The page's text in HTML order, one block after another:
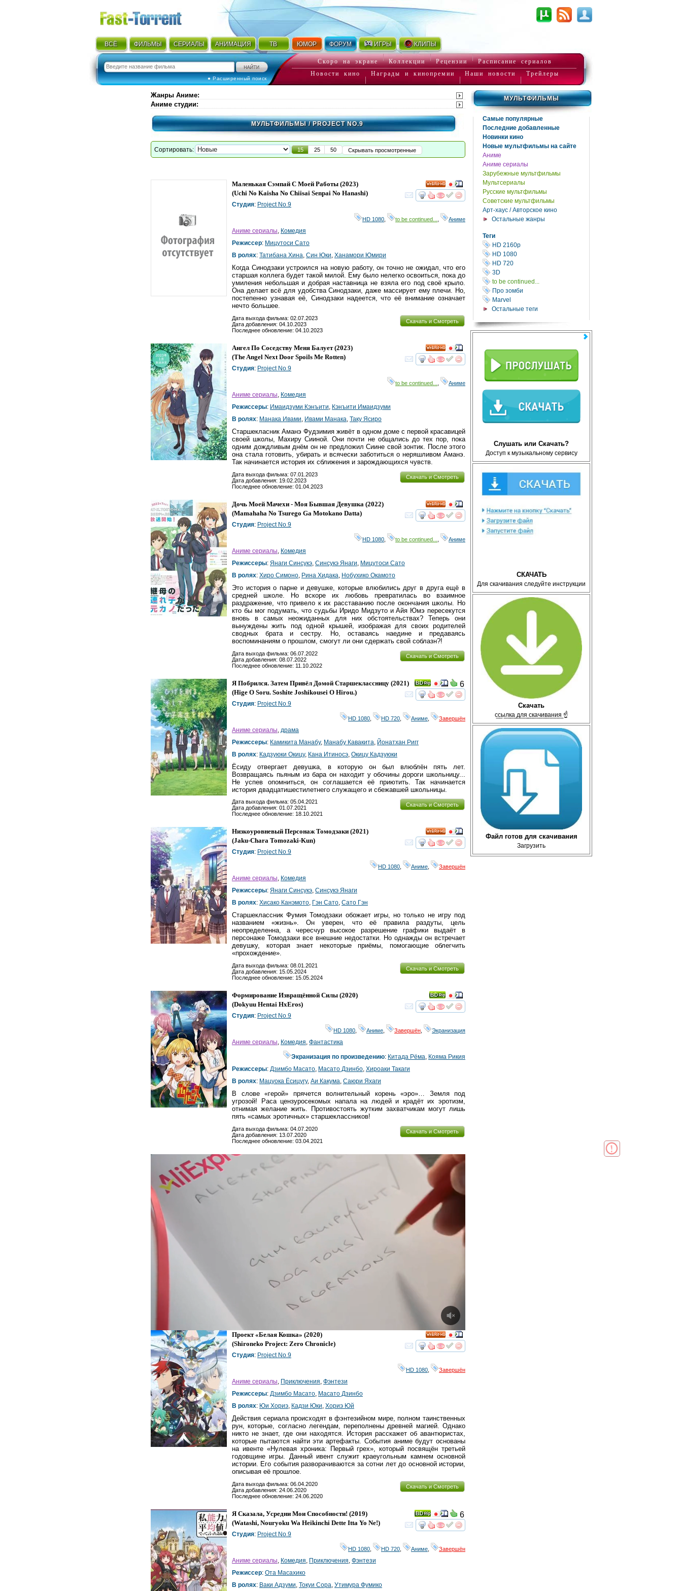
ВСЁ ФИЛЬМЫ СЕРИАЛЫ АНИМАЦИЯ ТВ ЮМОР ФОРУМ ИГРЫ КЛИПЫ
● Расширенный поиск
Скоро на экране Коллекции Рецензии
Расписание сериалов
Новости кино
Награды и кинопремии Наши новости Трейлеры
МУЛЬТФИЛЬМЫ
Самые популярные
Последние добавленные
Новинки кино
Новые мультфильмы на сайте
Аниме
Аниме сериалы
Зарубежные мультфильмы
Мультсериалы
Русские мультфильмы
Советские мультфильмы
Арт-хаус / Авторское кино
Остальные жанры
Теги
HD 2160р
HD 1080
HD 720
3D
to be continued...
Про зомби
Marvel
Остальные теги
Слушать или Скачать?
Доступ к музыкальному сервису
СКАЧАТЬ
Для скачивания следуйте инструкции
Скачать
с̲с̲ы̲л̲к̲а̲ ̲д̲л̲я̲ ̲с̲к̲а̲ч̲и̲в̲а̲н̲и̲я̲ ☝
Файл готов для скачивания
Загрузить
Жанры Аниме:
Аниме студии:
МУЛЬТФИЛЬМЫ/ PROJECT NO.9
Сортировать: 15 25 50 Скрывать просмотренные
смотретьинтересует
HD
Маленькая Сэмпай С Моей Работы (2023)
(Uchi No Kaisha No Chiisai Senpai No Hanashi)
Студия: Project No.9
HD 1080 to be continued... Аниме
Аниме сериалы, Комедия
Режиссер: Мицутоси Сато
В ролях: Татибана Хина, Син Юки, Ханамори Юмири
Когда Синодзаки устроился на новую работу, он точно не ожидал, что его
старшая коллега будет такой милой. Ему было нелегко освоиться, пока до
умиления небольшая и добрая наставница не взяла его под своё крыло.
Она делает всё для удобства Синодзаки, даже массирует ему плечи. Но,
постепенно узнавая её, Синодзаки надеется, что её внимание означает
нечто большее.
Скачать и Смотреть
Дата выхода фильма: 02.07.2023
Дата добавления: 04.10.2023
Последнее обновление: 04.10.2023
смотретьинтересует
HD
Ангел По Соседству Меня Балует(2023)
(The Angel Next Door Spoils Me Rotten)
Студия: Project No.9
to be continued... Аниме
Аниме сериалы, Комедия
Режиссеры: Имаидзуми Кэнъити, Кэнъити Имаидзуми
В ролях: Манака Ивами, Ивами Манака, Таку Ясиро
Старшекласник Аманэ Фудзимия живёт в одном доме с первой красавицей
своей школы, Махиру Сииной. Они почти не общались до тех пор, пока
одним дождливым днём он не предложил Сиине свой зонтик. После этого
она стала готовить, убирать и всячески заботиться о неряшливом Аманэ.
Так начинается история их сближения и зарождающихся чувств.
Скачать и Смотреть
Дата выхода фильма: 07.01.2023
Дата добавления: 19.02.2023
Последнее обновление: 01.04.2023
смотретьинтересует
HD
Дочь Моей Мачехи - Моя Бывшая Девушка (2022)
(Mamahaha No Tsurego Ga Motokano Datta)
Студия: Project No.9
HD 1080 to be continued... Аниме
Аниме сериалы, Комедия
Режиссеры: Янаги Синсукэ, Синсукэ Янаги, Мицутоси Сато
В ролях: Хиро Симоно, Рина Хидака, Нобухико Окамото
Это история о парне и девушке, которые влюбились друг в друга ещё в
средней школе. Но вскоре их любовь превратилась во взаимное
раздражение, что привело к их расставанию после окончания школы. Но
кто бы мог подумать, что судьбы Иридо Мидзуто и Айя Юмэ пересекутся
вновь в самых неожиданных для них обстоятельствах? Теперь они
вынуждены жить под одной крышей, изображая для своих родителей
сводных брата и сестру. Но, оставаясь наедине и предаваясь
воспоминаниям о прошлом, смогут ли они сдержать свой соблазн?!
Скачать и Смотреть
Дата выхода фильма: 06.07.2022
Дата добавления: 08.07.2022
Последнее обновление: 11.10.2022
смотретьинтересует
6
Я Побрился. Затем Привёл Домой Старшеклассницу (2021)
(Hige O Soru. Soshite Joshikousei O Hirou.)
Студия: Project No.9
HD 1080 HD 720 Аниме Завершён
Аниме сериалы драма
Режиссеры: Камикита Манабу, Манабу Кавакита Йонатхан Ригг
В ролях: Кадзуюки Окицу, Кана Итиносэ Окицу Кадзуюки
Ёсиду отвергает девушка, в которую он был влюблён пять лет.
Возвращаясь пьяным из бара он находит у обочины дороги школьницу...
Не успев опомниться, он соглашается её приютить. Так начинается
история двадцатишестилетнего служащего и сбежавшей школьницы.
Скачать и Смотреть
Дата выхода фильма: 05.04.2021
Дата добавления: 01.07.2021
Последнее обновление: 18.10.2021
смотретьинтересует
HD
Низкоуровневый Персонаж Томодзаки (2021)
(Jaku-Chara Tomozaki-Kun)
Студия: Project No.9
HD 1080, Аниме, Завершён
Аниме сериалы, Комедия
Режиссеры: Янаги Синсукэ, Синсукэ Янаги
В ролях: Хисако Канэмото, Гэн Сато, Сато Гэн
Старшеклассник Фумия Томодзаки обожает игры, но только не игру под
названием «жизнь». Он уверен, что её правила раздуты, цель
неопределенна, а чересчур высокое разрешение графики выдаёт в
персонаже Томодзаки все внешние недостатки. Но однажды он встречает
девушку, которая знает некоторые приёмы, помогающие облегчить
«прохождение».
Скачать и Смотреть
Дата выхода фильма: 08.01.2021
Дата добавления: 15.05.2024
Последнее обновление: 15.05.2024
смотретьинтересует
Формирование Извращённой Силы (2020)
(Dokyuu Hentai HxEros)
Студия: Project No.9
HD 1080 Аниме Завершён Экранизация
Аниме сериалы, Комедия, Фантастика
Экранизация по произведению: Китада Рёма, Кояма Рикия
Режиссеры: Дзимбо Масато, Масато Дзинбо, Хироаки Такаги
В ролях: Мацуока Ёсицугу, Аи Какума, Саюри Яхаги
В слове «герой» прячется волнительный корень «эро»… Земля под
угрозой! Раса цензуросекомых напала на людей и крадёт их эротизм,
отнимая желание жить. Противостоять жутким захватчикам могут лишь
пять «самых эротичных» старшеклассников!
Скачать и Смотреть
Дата выхода фильма: 04.07.2020
Дата добавления: 13.07.2020
Последнее обновление: 03.04.2021
смотретьинтересует
HD
Проект «Белая Кошка» (2020)
(Shironeko Project: Zero Chronicle)
Студия: Project No.9
HD 1080 Завершён
Аниме сериалы, Приключения, Фэнтези
Режиссеры: Дзимбо Масато, Масато Дзинбо
В ролях: Юи Хориэ, Кадзи Юки, Хориэ Юй
Действия сериала происходят в фэнтезийном мире, полном таинственных
рун, которые, согласно легендам, переполнены древней магией. Однако
никто не знает, где они находятся. История расскажет об авантюристах,
которые пытаются найти эти артефакты. События аниме будут основаны
на ивенте «Нулевая хроника: Первый грех», который посвящён третьей
годовщине игры. Данный ивент служит краеугольным камнем основной
истории. Его события разворачиваются за сотни лет до основной истории,
описывая её прошлое.
Скачать и Смотреть
Дата выхода фильма: 06.04.2020
Дата добавления: 24.06.2020
Последнее обновление: 24.06.2020
смотретьинтересует
6
Я Сказала, Усредни Мои Способности! (2019)
(Watashi, Nouryoku Wa Heikinchi Dette Itta Yo Ne!)
Студия: Project No.9
HD 1080 HD 720 Аниме Завершён
Аниме сериалы Комедия Приключения Фэнтези
Режиссер: Ота Масахико
В ролях: Ваки Адзуми Токуи Сора Утимура Фумико